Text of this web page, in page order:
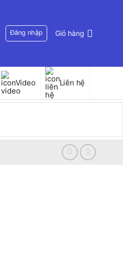
Đăng nhập Giỏ hàng
Video Liên hệ